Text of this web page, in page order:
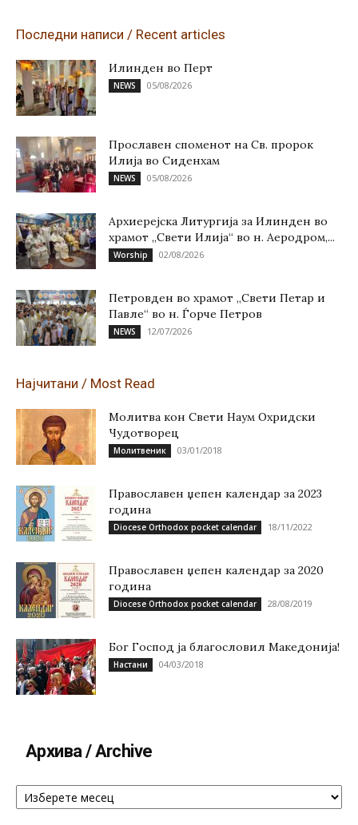
Последни написи / Recent articles
Илинден во Перт
NEWS 05/08/2026
Прославен споменот на Св. пророк
Илија во Сиденхам
NEWS 05/08/2026
Архиерејска Литургија за Илинден во
храмот „Свети Илија“ во н. Аеродром,...
Worship 02/08/2026
Петровден во храмот „Свети Петар и
Павле“ во н. Ѓорче Петров
NEWS 12/07/2026
Најчитани / Most Read
Молитва кон Свети Наум Охридски
Чудотворец
Молитвеник 03/01/2018
Православен џепен календар за 2023
година
Diocese Orthodox pocket calendar 18/11/2022
Православен џепен календар за 2020
година
Diocese Orthodox pocket calendar 28/08/2019
Бог Господ ја благословил Македонија!
Настани 04/03/2018
Архива / Archive
Архива